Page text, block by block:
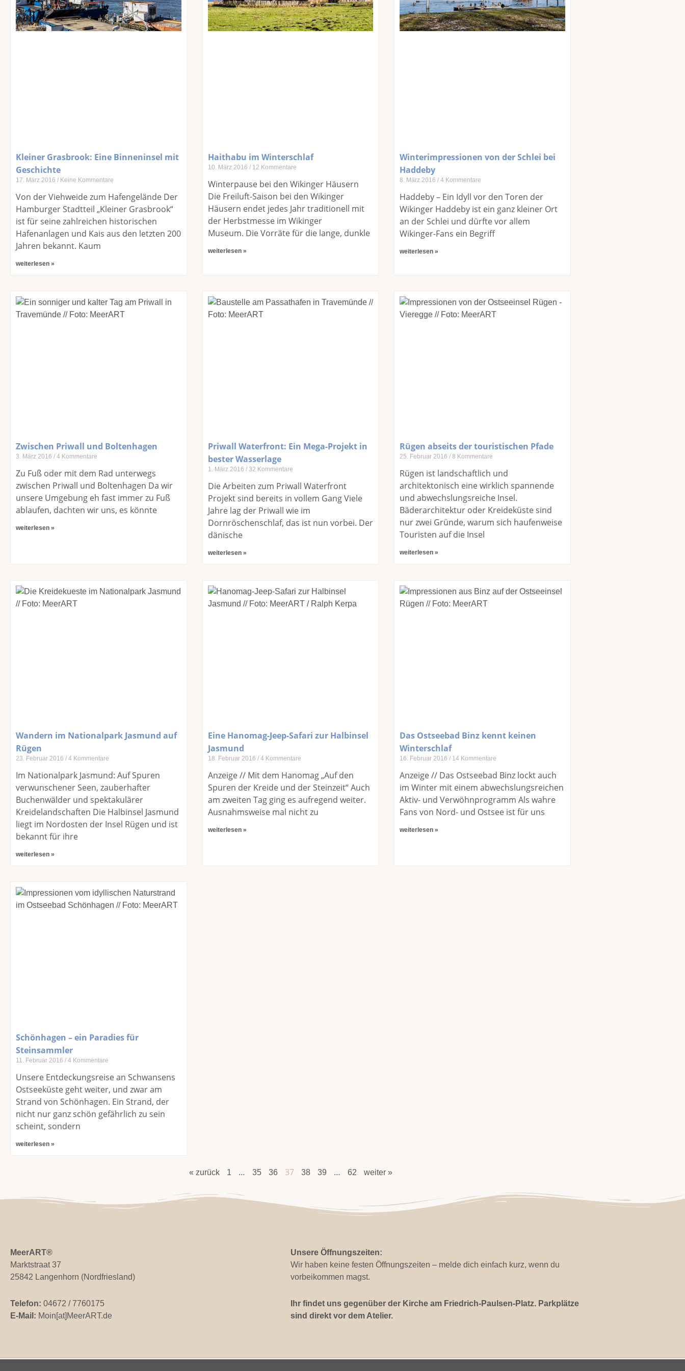
Kleiner Grasbrook: Eine Binneninsel mit
Geschichte
17. März 2016 Keine Kommentare
Von der Viehweide zum Hafengelände Der
Hamburger Stadtteil „Kleiner Grasbrook“
ist für seine zahlreichen historischen
Hafenanlagen und Kais aus den letzten 200
Jahren bekannt. Kaum
weiterlesen »
Haithabu im Winterschlaf
10. März 2016 12 Kommentare
Winterpause bei den Wikinger Häusern
Die Freiluft-Saison bei den Wikinger
Häusern endet jedes Jahr traditionell mit
der Herbstmesse im Wikinger
Museum. Die Vorräte für die lange, dunkle
weiterlesen »
Winterimpressionen von der Schlei bei
Haddeby
8. März 2016 4 Kommentare
Haddeby – Ein Idyll vor den Toren der
Wikinger Haddeby ist ein ganz kleiner Ort
an der Schlei und dürfte vor allem
Wikinger-Fans ein Begriff
weiterlesen »
Zwischen Priwall und Boltenhagen
3. März 2016 4 Kommentare
Zu Fuß oder mit dem Rad unterwegs
zwischen Priwall und Boltenhagen Da wir
unsere Umgebung eh fast immer zu Fuß
ablaufen, dachten wir uns, es könnte
weiterlesen »
Priwall Waterfront: Ein Mega-Projekt in
bester Wasserlage
1. März 2016 32 Kommentare
Die Arbeiten zum Priwall Waterfront
Projekt sind bereits in vollem Gang Viele
Jahre lag der Priwall wie im
Dornröschenschlaf, das ist nun vorbei. Der
dänische
weiterlesen »
Rügen abseits der touristischen Pfade
25. Februar 2016 8 Kommentare
Rügen ist landschaftlich und
architektonisch eine wirklich spannende
und abwechslungsreiche Insel.
Bäderarchitektur oder Kreideküste sind
nur zwei Gründe, warum sich haufenweise
Touristen auf die Insel
weiterlesen »
Wandern im Nationalpark Jasmund auf
Rügen
23. Februar 2016 4 Kommentare
Im Nationalpark Jasmund: Auf Spuren
verwunschener Seen, zauberhafter
Buchenwälder und spektakulärer
Kreidelandschaften Die Halbinsel Jasmund
liegt im Nordosten der Insel Rügen und ist
bekannt für ihre
weiterlesen »
Eine Hanomag-Jeep-Safari zur Halbinsel
Jasmund
18. Februar 2016 4 Kommentare
Anzeige // Mit dem Hanomag „Auf den
Spuren der Kreide und der Steinzeit“ Auch
am zweiten Tag ging es aufregend weiter.
Ausnahmsweise mal nicht zu
weiterlesen »
Das Ostseebad Binz kennt keinen
Winterschlaf
16. Februar 2016 14 Kommentare
Anzeige // Das Ostseebad Binz lockt auch
im Winter mit einem abwechslungsreichen
Aktiv- und Verwöhnprogramm Als wahre
Fans von Nord- und Ostsee ist für uns
weiterlesen »
Schönhagen – ein Paradies für
Steinsammler
11. Februar 2016 4 Kommentare
Unsere Entdeckungsreise an Schwansens
Ostseeküste geht weiter, und zwar am
Strand von Schönhagen. Ein Strand, der
nicht nur ganz schön gefährlich zu sein
scheint, sondern
weiterlesen »
« zurück 1 … 35 36 37 38 39 … 62 weiter »
MeerART®
Marktstraat 37
25842 Langenhorn (Nordfriesland)
Telefon: 04672 / 7760175
E-Mail: Moin[at]MeerART.de
Unsere Öffnungszeiten:
Wir haben keine festen Öffnungszeiten – melde dich einfach kurz, wenn du
vorbeikommen magst.
Ihr findet uns gegenüber der Kirche am Friedrich-Paulsen-Platz. Parkplätze
sind direkt vor dem Atelier.